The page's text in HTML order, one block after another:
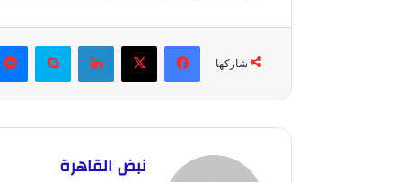
شاركها
فيسبوك X لينكدإن سكايب
نبض القاهرة